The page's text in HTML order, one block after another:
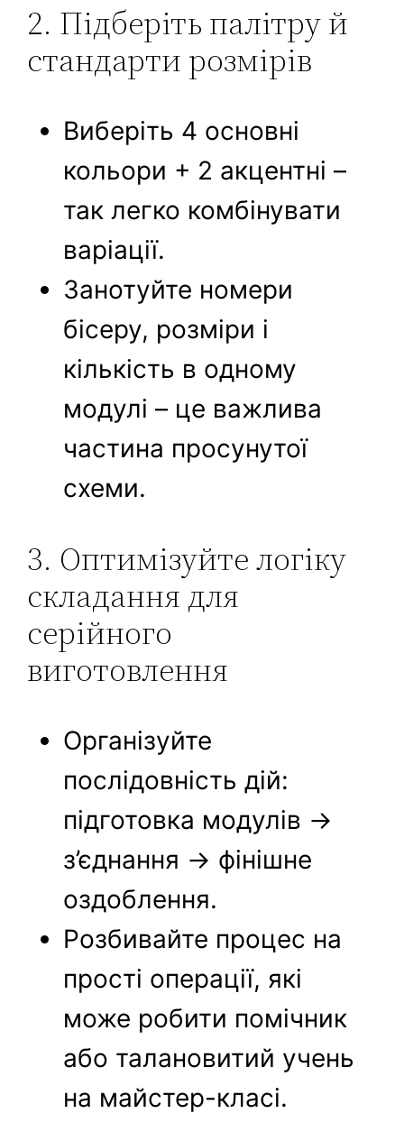
2. Підберіть палітру й
стандарти розмірів
Виберіть 4 основні
кольори + 2 акцентні –
так легко комбінувати
варіації.
Занотуйте номери
бісеру, розміри і
кількість в одному
модулі – це важлива
частина просунутої
схеми.
3. Оптимізуйте логіку
складання для
серійного
виготовлення
Організуйте
послідовність дій:
підготовка модулів →
з’єднання → фінішне
оздоблення.
Розбивайте процес на
прості операції, які
може робити помічник
або талановитий учень
на майстер-класі.